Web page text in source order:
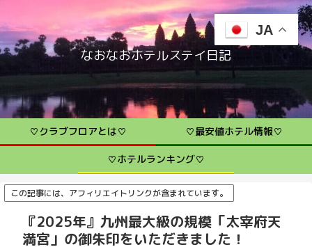
なおなおホテルステイ日記
♡クラブフロアとは♡ ♡最安値ホテル情報♡
♡ホテルランキング♡
この記事には、アフィリエイトリンクが含まれています。
『2025年』九州最大級の規模「太宰府天
満宮」の御朱印をいただきました！
JA